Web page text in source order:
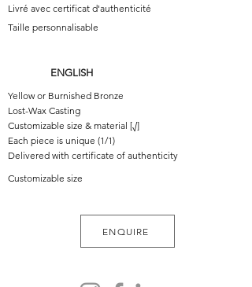
Livré avec certificat d'authenticité
Taille personnalisable
ENGLISH
Yellow or Burnished Bronze
Lost-Wax Casting
Customizable size & material [√]
Each piece is unique (1/1)
Delivered with certificate of authenticity
Customizable size
ENQUIRE